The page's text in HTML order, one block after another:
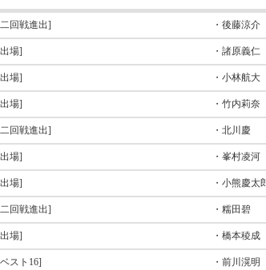
回戦進出] ・後藤涼介
場] ・諸原義仁
場] ・小林航大
場] ・竹内莉奈
回戦進出] ・北川慶
場] ・峯村凌河
場] ・小熊慶太
回戦進出] ・糯田碧
場] ・橋本稜成
スト16] ・前川滉明